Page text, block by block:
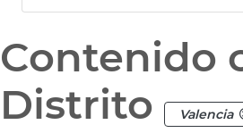
Contenido
Distrito
Valencia